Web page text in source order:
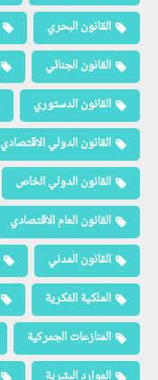
القانون البحري
القانون الجنائي
القانون الدستوري
القانون الدولي الاقتصادي
القانون الدولي الخاص
القانون العام الاقتصادي
القانون المدني
الملكية الفكرية
المنازعات الجمركية